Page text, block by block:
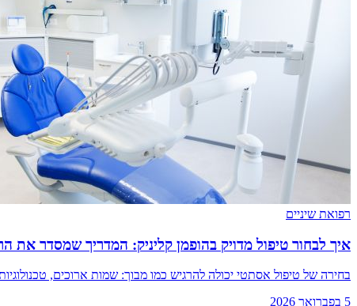
רפואת שיניים
איך לבחור טיפול מדויק בהופמן קליניק: המדריך שמסדר את
בחירה של טיפול אסתטי יכולה להרגיש כמו מבוך: שמות ארוכים,
5 בפברואר 2026